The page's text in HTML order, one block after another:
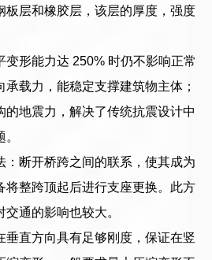
板层和橡胶层，该层的厚度，强度
变形能力达 250% 时仍不影响正常
载力，能稳定支撑建筑物主体；
的地震力，解决了传统抗震设计中
：断开桥跨之间的联系，使其成为
将整跨顶起后进行支座更换。此方
通的影响也较大。
垂直方向具有足够刚度，保证在竖